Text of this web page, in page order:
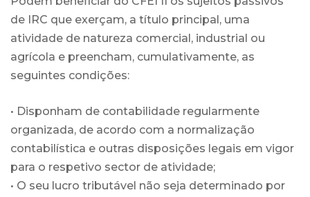
de IRC que exerçam, a título principal, uma
atividade de natureza comercial, industrial ou
agrícola e preencham, cumulativamente, as
seguintes condições:
• Disponham de contabilidade regularmente
organizada, de acordo com a normalização
contabilística e outras disposições legais em vigor
para o respetivo sector de atividade;
• O seu lucro tributável não seja determinado por